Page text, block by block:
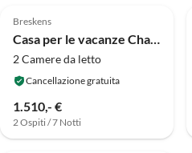
Breskens
2 Camere da letto
Cancellazione gratuita
1.510,- €
2 Ospiti / 7 Notti
Alto
5.0 (2)